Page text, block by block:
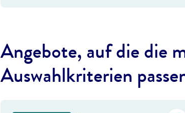
Angebote, auf die die
Auswahlkriterien